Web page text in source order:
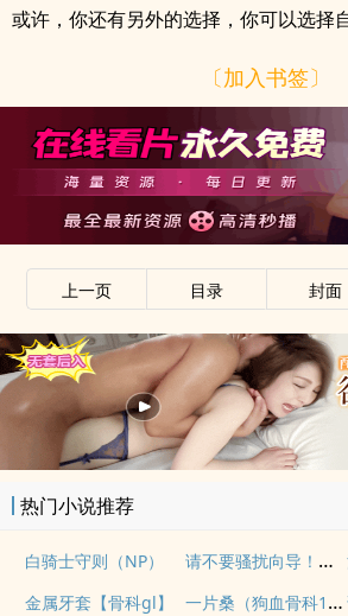
或许，你还有另外的选择，你可以选择
〔加入书签〕
上一页 目录 封面
热门小说推荐
白骑士守则（NP） 请不要骚扰向导！（哨向NPH）
金属牙套【骨科gl】
一片桑（狗血骨科1v1）